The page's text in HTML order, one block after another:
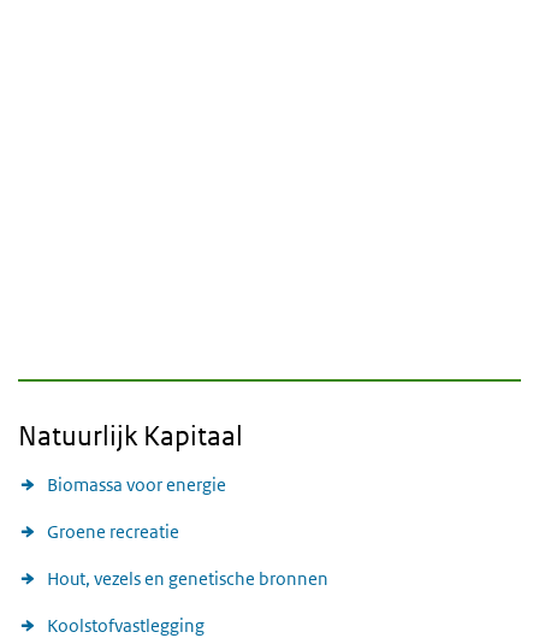
Natuurlijk Kapitaal
Biomassa voor energie
Groene recreatie
Hout, vezels en genetische bronnen
Koolstofvastlegging